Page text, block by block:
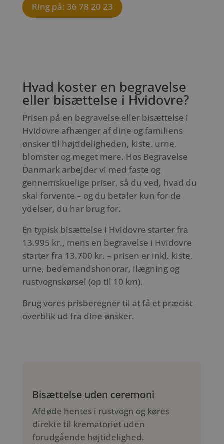
Ring på: 36 78 20 23
Hvad koster en begravelse
eller bisættelse i Hvidovre?
Prisen på en begravelse eller bisættelse i
Hvidovre afhænger af dine og familiens
ønsker til højtideligheden, kiste, urne,
blomster og meget mere. Hos Begravelse
Danmark arbejder vi med faste og
gennemskuelige priser, så du ved, hvad du
skal forvente – og du betaler kun for de
ydelser, du har brug for.
En typisk bisættelse i Hvidovre starter fra
13.995 kr., mens en begravelse i Hvidovre
starter fra 13.700 kr. – prisen er inkl. kiste,
urne, bedemandshonorar, ilægning og
rustvognskørsel (op til 10 km).
Brug vores prisberegner til at få et præcist
overblik ud fra dine ønsker.
Bisættelse uden ceremoni
Afdøde hentes i rustvogn og køres
direkte til krematoriet uden
forudgående højtidelighed.